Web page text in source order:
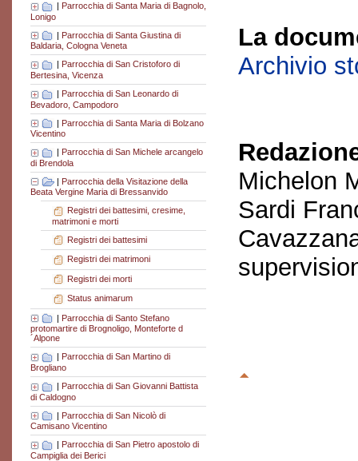
Parrocchia di Santa Maria di Bagnolo,
Lonigo
| Parrocchia di Santa Giustina di
Baldaria, Cologna Veneta
Parrocchia di San Cristoforo di
Bertesina, Vicenza
| Parrocchia di San Leonardo di
Bevadoro, Campodoro
| Parrocchia di Santa Maria di Bolzano
Vicentino
| Parrocchia di San Michele arcangelo
di Brendola
| Parrocchia della Visitazione della
Beata Vergine Maria di Bressanvido
Registri dei battesimi, cresime,
matrimoni e morti
Registri dei battesimi
Registri dei matrimoni
Registri dei morti
Status animarum
| Parrocchia di Santo Stefano
protomartire di Brognoligo, Monteforte d
´Alpone
Parrocchia di San Martino di
Brogliano
| Parrocchia di San Giovanni Battista
di Caldogno
| Parrocchia di San Nicolò di
Camisano Vicentino
| Parrocchia di San Pietro apostolo di
Campiglia dei Berici
La
Archivio
Michelon
Sardi